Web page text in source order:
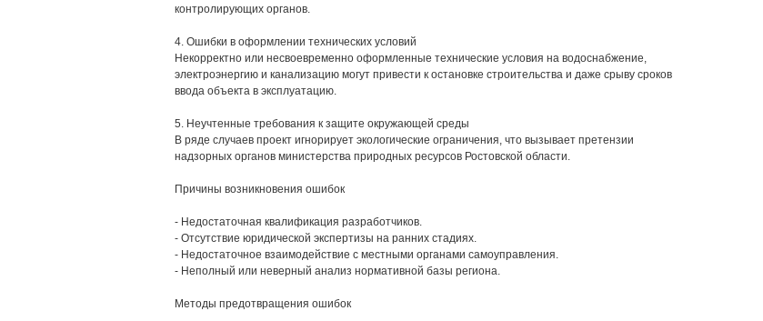
контролирующих органов.
4. Ошибки в оформлении технических условий
Некорректно или несвоевременно оформленные технические условия на водоснабжение,
электроэнергию и канализацию могут привести к остановке строительства и даже срыву сроков
ввода объекта в эксплуатацию.
5. Неучтенные требования к защите окружающей среды
В ряде случаев проект игнорирует экологические ограничения, что вызывает претензии
надзорных органов министерства природных ресурсов Ростовской области.
Причины возникновения ошибок
- Недостаточная квалификация разработчиков.
- Отсутствие юридической экспертизы на ранних стадиях.
- Недостаточное взаимодействие с местными органами самоуправления.
- Неполный или неверный анализ нормативной базы региона.
Методы предотвращения ошибок